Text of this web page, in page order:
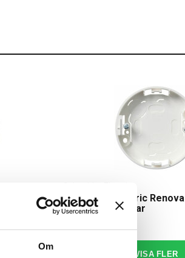
Om
Schneider Electric Renova
Förhöjningsramar